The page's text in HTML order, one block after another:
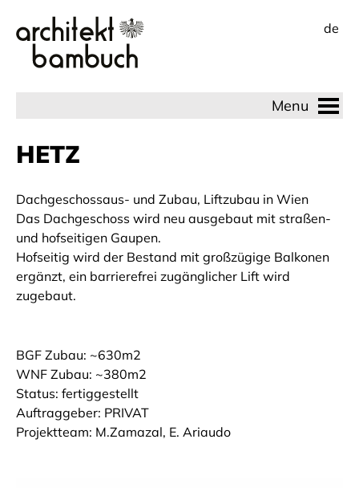
de
Menu
HETZ
Dachgeschossaus- und Zubau, Liftzubau in Wien
Das Dachgeschoss wird neu ausgebaut mit straßen-
und hofseitigen Gaupen.
Hofseitig wird der Bestand mit großzügige Balkonen
ergänzt, ein barrierefrei zugänglicher Lift wird
zugebaut.
BGF Zubau: ~630m2
WNF Zubau: ~380m2
Status: fertiggestellt
Auftraggeber: PRIVAT
Projektteam: M.Zamazal, E. Ariaudo